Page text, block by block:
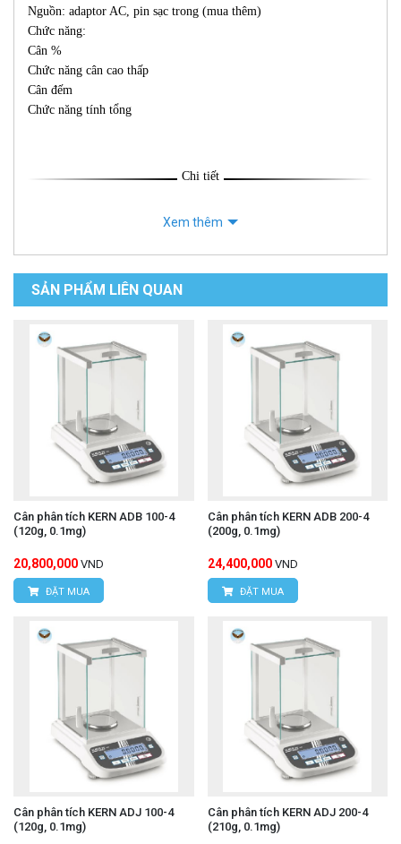
Nguồn: adaptor AC, pin sạc trong (mua thêm)
Chức năng:
Cân %
Chức năng cân cao thấp
Cân đếm
Chức năng tính tổng
Chi tiết
Xem thêm
SẢN PHẨM LIÊN QUAN
Cân phân tích KERN ADB 100-4
(120g, 0.1mg)
20,800,000 VND
ĐẶT MUA
Cân phân tích KERN ADB 200-4
(200g, 0.1mg)
24,400,000 VND
ĐẶT MUA
Cân phân tích KERN ADJ 100-4
(120g, 0.1mg)
Cân phân tích KERN ADJ 200-4
(210g, 0.1mg)